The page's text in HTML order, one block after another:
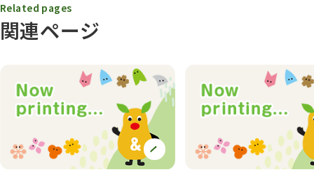
関連ページ
Related pages